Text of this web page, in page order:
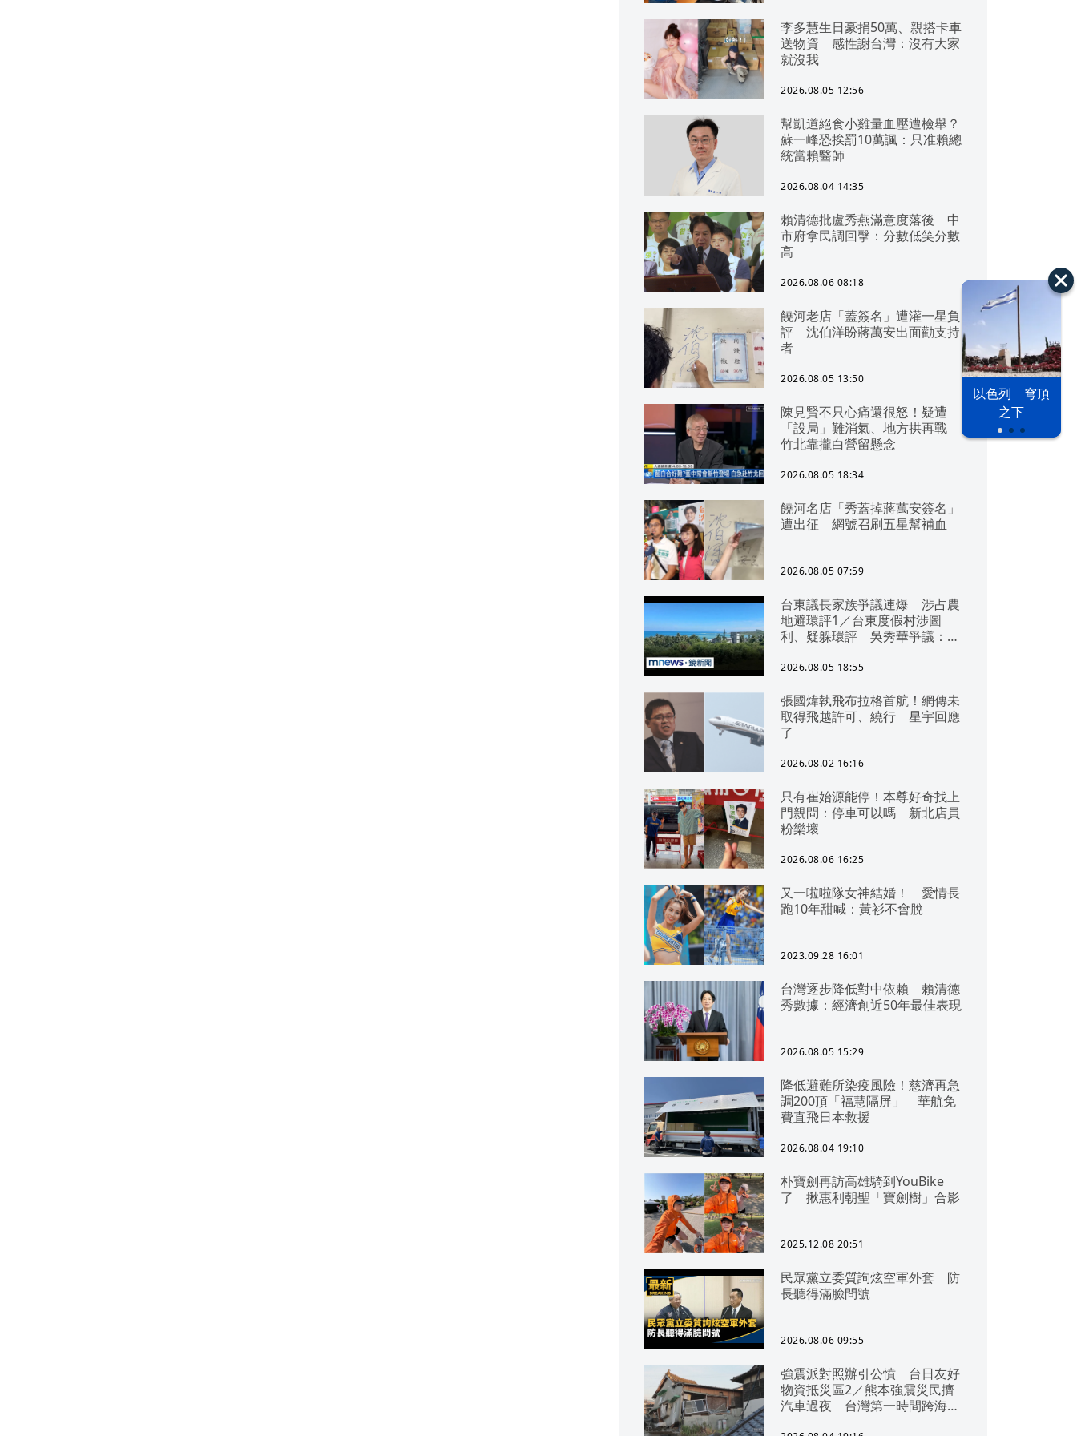
以色列 穹頂
之下
李多慧生日豪捐50萬、親搭卡車
送物資 感性謝台灣：沒有大家
就沒我
2026.08.05 12:56
幫凱道絕食小雞量血壓遭檢舉？
蘇一峰恐挨罰10萬諷：只准賴總
統當賴醫師
2026.08.04 14:35
賴清德批盧秀燕滿意度落後 中
市府拿民調回擊：分數低笑分數
高
2026.08.06 08:18
饒河老店「蓋簽名」遭灌一星負
評 沈伯洋盼蔣萬安出面勸支持
者
2026.08.05 13:50
陳見賢不只心痛還很怒！疑遭
「設局」難消氣、地方拱再戰
竹北靠攏白營留懸念
2026.08.05 18:34
饒河名店「秀蓋掉蔣萬安簽名」
遭出征 網號召刷五星幫補血
2026.08.05 07:59
台東議長家族爭議連爆 涉占農
地避環評1／台東度假村涉圖
利、疑躲環評 吳秀華爭議：概
2026.08.05 18:55
張國煒執飛布拉格首航！網傳未
取得飛越許可、繞行 星宇回應
了
2026.08.02 16:16
只有崔始源能停！本尊好奇找上
門親問：停車可以嗎 新北店員
粉樂壞
2026.08.06 16:25
又一啦啦隊女神結婚！ 愛情長
跑10年甜喊：黃衫不會脫
2023.09.28 16:01
台灣逐步降低對中依賴 賴清德
秀數據：經濟創近50年最佳表現
2026.08.05 15:29
降低避難所染疫風險！慈濟再急
調200頂「福慧隔屏」 華航免
費直飛日本救援
2026.08.04 19:10
朴寶劍再訪高雄騎到YouBike
了 揪惠利朝聖「寶劍樹」合影
2025.12.08 20:51
民眾黨立委質詢炫空軍外套 防
長聽得滿臉問號
2026.08.06 09:55
強震派對照辦引公憤 台日友好
物資抵災區2／熊本強震災民擠
汽車過夜 台灣第一時間跨海急